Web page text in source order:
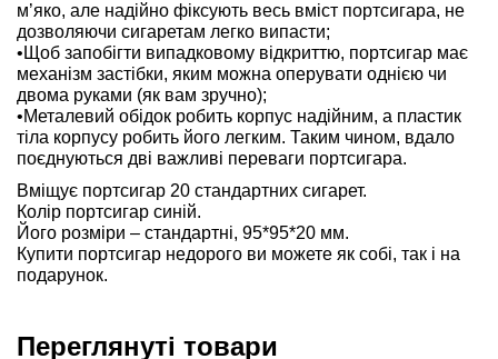
м’яко, але надійно фіксують весь вміст портсигара, не
дозволяючи сигаретам легко випасти;
•Щоб запобігти випадковому відкриттю, портсигар має
механізм застібки, яким можна оперувати однією чи
двома руками (як вам зручно);
•Металевий обідок робить корпус надійним, а пластик
тіла корпусу робить його легким. Таким чином, вдало
поєднуються дві важливі переваги портсигара.
Вміщує портсигар 20 стандартних сигарет.
Колір портсигар синій.
Його розміри – стандартні, 95*95*20 мм.
Купити портсигар недорого ви можете як собі, так і на
подарунок.
Переглянуті товари